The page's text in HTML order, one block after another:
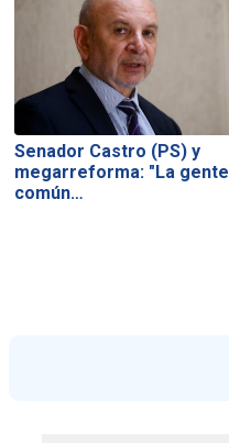
Senador Castro (PS) y
megarreforma: "La gente
común…